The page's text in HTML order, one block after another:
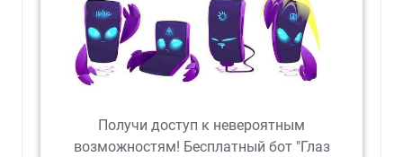
Получи доступ к невероятным
возможностям! Бесплатный бот "Глаз